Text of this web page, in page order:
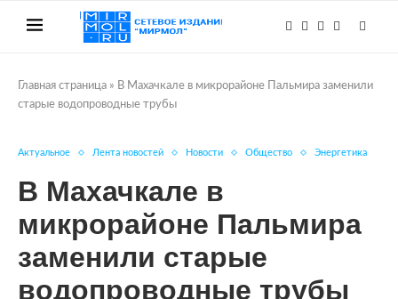
Главная страница » В Махачкале в микрорайоне Пальмира заменили
старые водопроводные трубы
Актуальное Лента новостей Новости Общество Энергетика
В Махачкале в
микрорайоне Пальмира
заменили старые
водопроводные трубы